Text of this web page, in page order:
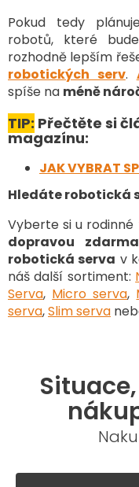
Pokud tedy
robotů, které
rozhodně lepším
robotických serv.
spíše na méně
TIP: Přečtěte si
magazínu:
JAK VYBRAT
Hledáte robotická
Vyberte si u rodinné
dopravou
robotická serva v
náš další sortiment:
Serva, Micro serva,
serva,Slim serva